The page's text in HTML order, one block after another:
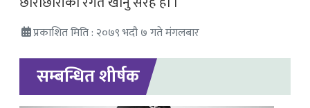
प्रकाशित मिति : २०७९ भदौ ७ गते मंगलबार
सम्बन्धित शीर्षक